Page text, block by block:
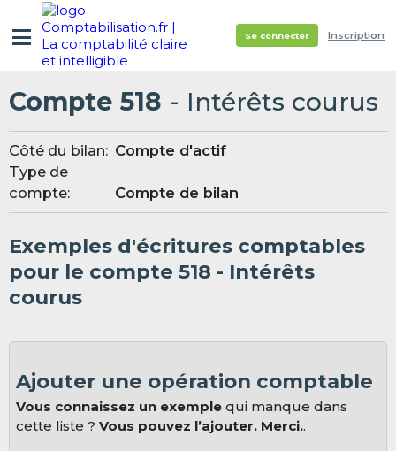
Se connecter Inscription
Compte 518 - Intérêts courus
Côté du bilan: Compte d'actif
Type de
compte:
Compte de bilan
Exemples d'écritures comptables
pour le compte 518 - Intérêts
courus
Ajouter une opération comptable
Vous connaissez un exemple qui manque dans
cette liste ?Vous pouvez l’ajouter. Merci..